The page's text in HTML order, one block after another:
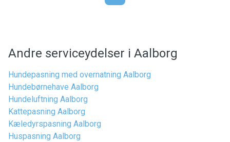
Andre serviceydelser i Aalborg
Hundepasning med overnatning Aalborg
Hundebørnehave Aalborg
Hundeluftning Aalborg
Kattepasning Aalborg
Kæledyrspasning Aalborg
Huspasning Aalborg